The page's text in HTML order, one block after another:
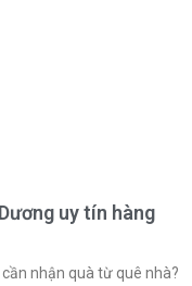
uy tín hàng
nhận quà từ quê nhà?